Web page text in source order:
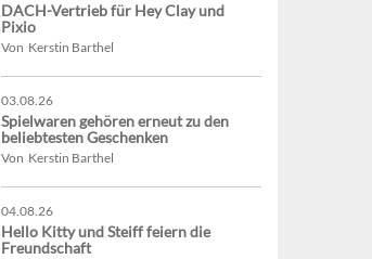
DACH-Vertrieb für Hey Clay und
Pixio
Von Kerstin Barthel
03.08.26
Spielwaren gehören erneut zu den
beliebtesten Geschenken
Von Kerstin Barthel
04.08.26
Hello Kitty und Steiff feiern die
Freundschaft